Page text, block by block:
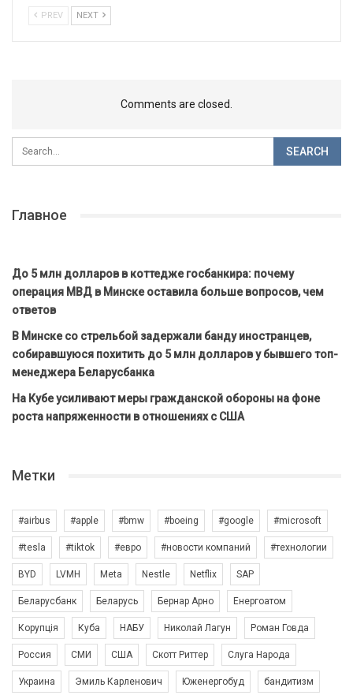
PREV NEXT
Comments are closed.
Главное
До 5 млн долларов в коттедже госбанкира: почему
операция МВД в Минске оставила больше вопросов, чем
ответов
В Минске со стрельбой задержали банду иностранцев,
собиравшуюся похитить до 5 млн долларов у бывшего топ-
менеджера Беларусбанка
На Кубе усиливают меры гражданской обороны на фоне
роста напряженности в отношениях с США
Метки
#airbus #apple #bmw #boeing #google #microsoft
#tesla #tiktok #евро #новости компаний #технологии
BYD LVMH Meta Nestle Netflix SAP
Беларусбанк Беларусь Бернар Арно Енергоатом
Корупція Куба НАБУ Николай Лагун Роман Говда
Россия СМИ США Скотт Риттер Слуга Народа
Украина Эмиль Карленович Юженергобуд бандитизм